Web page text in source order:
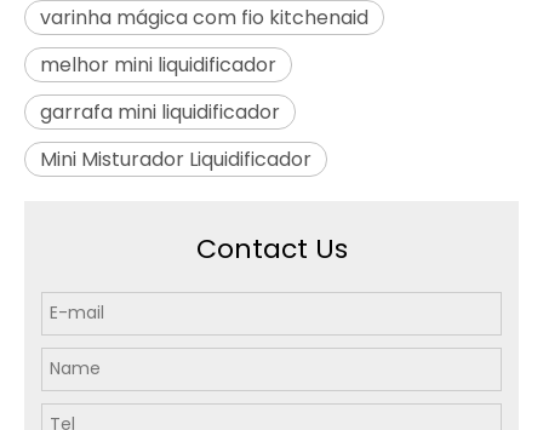
varinha mágica com fio kitchenaid
melhor mini liquidificador
garrafa mini liquidificador
Mini Misturador Liquidificador
Contact Us